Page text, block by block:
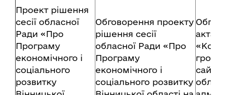
Проект рішення
сесії обласної
Ради «Про
Програму
економічного і
соціального
розвитку
Обговорення проекту
рішення сесії
обласної Ради «Про
Програму
економічного і
соціального розвитку
акта в
сайту